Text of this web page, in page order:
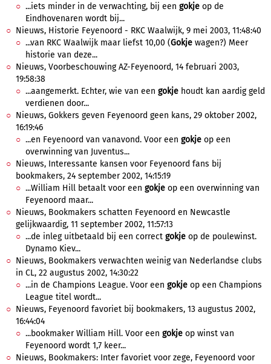
...iets minder in de verwachting, bij een gokje op de
Eindhovenaren wordt bij...
Nieuws, Historie Feyenoord - RKC Waalwijk, 9 mei 2003, 11:48:40
...van RKC Waalwijk maar liefst 10,00 (Gokje wagen?) Meer
historie van deze...
Nieuws, Voorbeschouwing AZ-Feyenoord, 14 februari 2003,
19:58:38
...aangemerkt. Echter, wie van een gokje houdt kan aardig geld
verdienen door...
Nieuws, Gokkers geven Feyenoord geen kans, 29 oktober 2002,
16:19:46
...en Feyenoord van vanavond. Voor een gokje op een
overwinning van Juventus...
Nieuws, Interessante kansen voor Feyenoord fans bij
bookmakers, 24 september 2002, 14:15:19
...William Hill betaalt voor een gokje op een overwinning van
Feyenoord maar...
Nieuws, Bookmakers schatten Feyenoord en Newcastle
gelijkwaardig, 11 september 2002, 11:57:13
...de inleg uitbetaald bij een correct gokje op de poulewinst.
Dynamo Kiev...
Nieuws, Bookmakers verwachten weinig van Nederlandse clubs
in CL, 22 augustus 2002, 14:30:22
...in de Champions League. Voor een gokje op een Champions
League titel wordt...
Nieuws, Feyenoord favoriet bij bookmakers, 13 augustus 2002,
16:44:04
...bookmaker William Hill. Voor een gokje op winst van
Feyenoord wordt 1,7 keer...
Nieuws, Bookmakers: Inter favoriet voor zege, Feyenoord voor